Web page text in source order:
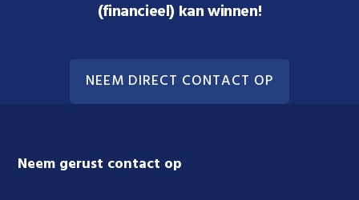
(financieel) kan winnen!
NEEM DIRECT CONTACT OP
Footer
Neem gerust contact op